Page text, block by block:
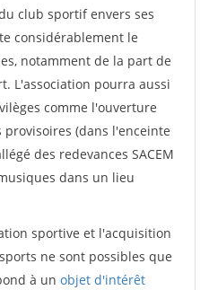
club sportif envers ses
considérablement le
notamment de la part de
L'association pourra aussi
comme l'ouverture
(dans l'enceinte
des redevances SACEM
dans un lieu
sportive et l'acquisition
ne sont possibles que
à un objet d'intérêt